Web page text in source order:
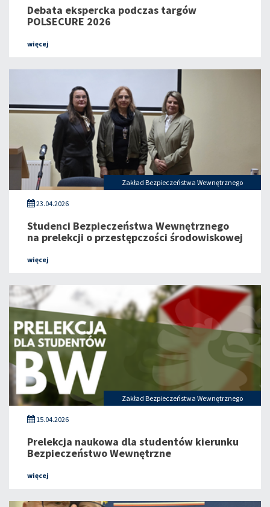
Debata ekspercka podczas targów
POLSECURE 2026
więcej
Zakład Bezpieczeństwa Wewnętrznego
23.04.2026
Studenci Bezpieczeństwa Wewnętrznego
na prelekcji o przestępczości środowiskowej
więcej
Zakład Bezpieczeństwa Wewnętrznego
15.04.2026
Prelekcja naukowa dla studentów kierunku
Bezpieczeństwo Wewnętrzne
więcej